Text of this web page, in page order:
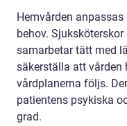
Hemvården
behov.
samarbetar tätt med
säkerställa att vården
vårdplanerna följs.
patientens psykiska
grad.